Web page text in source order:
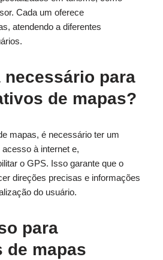
Cada um oferece
atendendo a diferentes
necessário para
de mapas?
mapas, é necessário ter um
à internet e,
o GPS. Isso garante que o
direções precisas e informações
do usuário.
para
de mapas